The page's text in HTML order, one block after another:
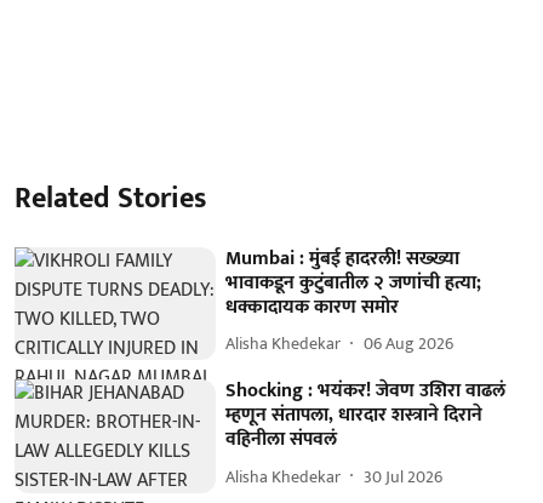
Related Stories
Mumbai : मुंबई हादरली! सख्ख्या
भावाकडून कुटुंबातील २ जणांची हत्या;
धक्कादायक कारण समोर
Alisha Khedekar 06 Aug 2026
Shocking : भयंकर! जेवण उशिरा वाढलं
म्हणून संतापला, धारदार शस्त्राने दिराने
वहिनीला संपवलं
Alisha Khedekar 30 Jul 2026